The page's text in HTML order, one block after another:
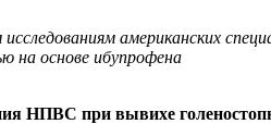
исследованиям американских
на основе ибупрофена
НПВС при вывихе